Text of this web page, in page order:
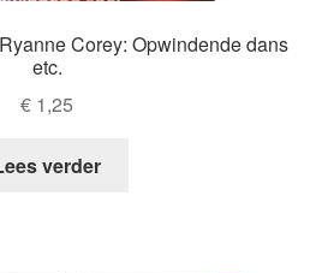
Corey: Opwindende dans
etc.
€ 1,25
verder